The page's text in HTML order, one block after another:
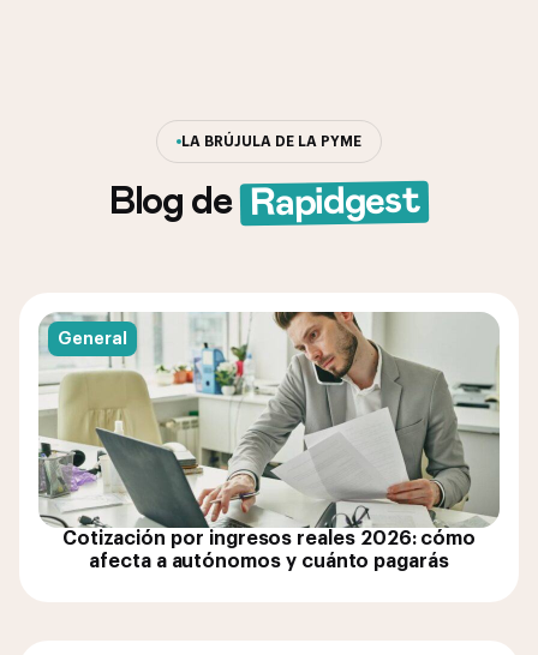
LA BRÚJULA DE LA PYME
Blog de Rapidgest
General
Cotización por ingresos reales 2026: cómo
afecta a autónomos y cuánto pagarás